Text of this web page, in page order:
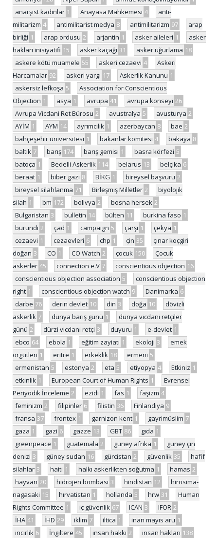
anarşist kadınlar 1 Anayasa Mahkemesi 4
anti-
militarizm 4 antimilitarist medya 8 antimilitarizm 97
arap
birliği 1 arap ordusu 2 arjantin 1 asker aileleri 1
asker
hakları inisiyatifi 15 asker kaçağı 31 asker uğurlama 18
askere kötü muamele 55 askeri cezaevi 4
Askeri
Harcamalar 92 askeri yargı 17 Askerlik Kanunu 1
askersiz lefkoşa 5
Association for Conscientious
Objection 1 asya 1 avrupa 41 avrupa konseyi 26
Avrupa Vicdani Ret Bürosu 2 avustralya 5 avusturya 2
AYİM 1 AYM 14 ayrımcılık 1 azerbaycan 8 bae 2
bahçeşehir üniversitesi 1 bakanlar komitesi 4 bakaya 8
baltık 7 barış 174 barış gemisi 1 basra körfezi 5
batoça 1 Bedelli Askerlik 114 belarus 13 belçika 6
beraat 1 biber gazı 8 BİKG 1 bireysel başvuru 2
bireysel silahlanma 71 Birleşmiş Milletler 2
biyolojik
silah 1 bm 172 bolivya 2 bosna hersek 2
Bulgaristan 3 bulletin 14 bülten 11 burkina faso 1
burundi 2 çad 1 campaign 5 çarşı 1 çekya 1
cezaevi 1 cezaevleri 6 chp 1 çin 35
çınar koçgiri
doğan 3 CO 1 CO Watch 2 çocuk 150
Çocuk
askerler 45 connection e.V 7 conscientious objection 16
conscientious objection association 5
conscientious objection
right 1 conscientious objection watch 9 Danimarka 6
darbe 76 derin devlet 10 din 3 doğa 10
dövizli
askerlik 7 dünya barış günü 1
dünya vicdani retçiler
günü 2 dürzi vicdani retçi 3 duyuru 1 e-devlet 1
ebco 64 ebola 1 eğitim zayiatı 1 ekoloji 3
emek
örgütleri 1 eritre 1 erkeklik 18 ermeni 5
ermenistan 5 estonya 2 eta 5 etiyopya 4 Etkiniz 1
etkinlik 1 European Court of Human Rights 1
Evrensel
Periyodik İnceleme 2 ezidi 1 fas 1 faşizm 4
feminizm 2 filipinler 6 filistin 36 Finlandiya 9
fransa 37 frontex 1 garnizon kent 1 gayrimüslim 7
gaza 1 gazi 6 gazze 13 GBT 86 gıda 1
greenpeace 1 guatemala 2 güney afrika 1
güney çin
denizi 3 güney sudan 16 gürcistan 2 güvenlik 35
hafif
silahlar 3 haiti 1 halkı askerlikten soğutma 1 hamas 2
hayvan 20 hidrojen bombası 3 hindistan 12
hirosima-
nagasaki 15 hırvatistan 1 hollanda 5 hrw 31
Human
Rights Committee 1 iç güvenlik 67 ICAN 3 IFOR 2
İHA 41 İHD 29 iklim 7 iltica 1 inan mayıs aru 1
incirlik 6 İngiltere 45 insan hakkı 2 insan hakları 138